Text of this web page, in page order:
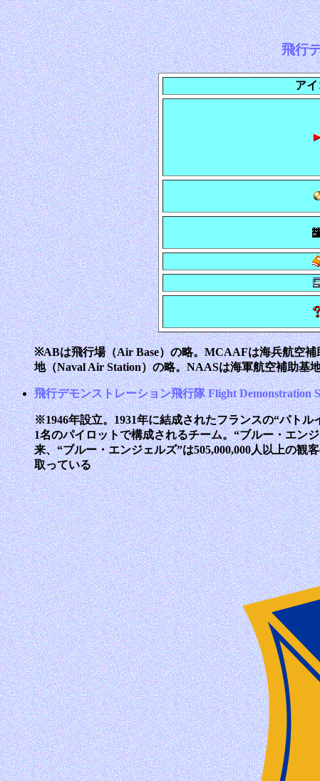
飛行
ア
※ABは飛行場（Air Base）の略。MCAAFは海兵航空
地（Naval Air Station）の略。NAASは海軍航空補助基
飛行デモンストレーション飛行隊 Flight Demonstration
※1946年設立。1931年に結成されたフランスの“パト
1名のパイロットで構成されるチーム。“ブルー・エン
来、“ブルー・エンジェルズ”は505,000,000人以上の観
取っている